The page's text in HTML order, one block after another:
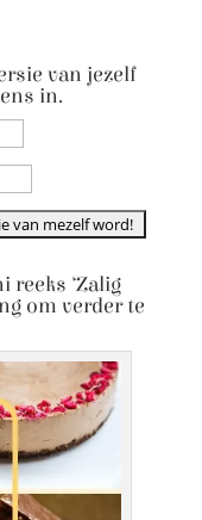
van jezelf
in.
reeks ‘Zalig
om verder te